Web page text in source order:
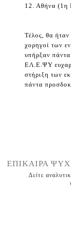
12. Αθήνα (1η
Τέλος, θα
χορηγοί των
υπήρξαν πάντα
ΕΛ.Ε.ΨΥ
στήριξη των
πάντα
ΕΠΙΚΑΙΡΑ
Δείτε